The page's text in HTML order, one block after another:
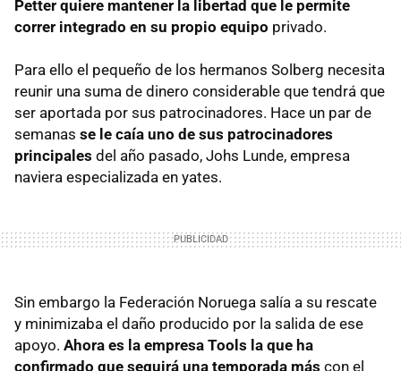
Petter quiere mantener la libertad que le permite
correr integrado en su propio equipo privado.
Para ello el pequeño de los hermanos Solberg necesita
reunir una suma de dinero considerable que tendrá que
ser aportada por sus patrocinadores. Hace un par de
semanas se le caía uno de sus patrocinadores
principales del año pasado, Johs Lunde, empresa
naviera especializada en yates.
Sin embargo la Federación Noruega salía a su rescate
y minimizaba el daño producido por la salida de ese
apoyo. Ahora es la empresa Tools la que ha
confirmado que seguirá una temporada más con el